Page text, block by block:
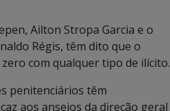
Ailton Stropa Garcia e o
Régis, têm dito que o
com qualquer tipo de ilícito.
penitenciários têm
aos anseios da direção geral